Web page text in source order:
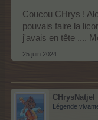
Coucou CHrys !
pouvais faire la
j'avais en tête ....
25 juin 2024
CHrysNatjel
Légende